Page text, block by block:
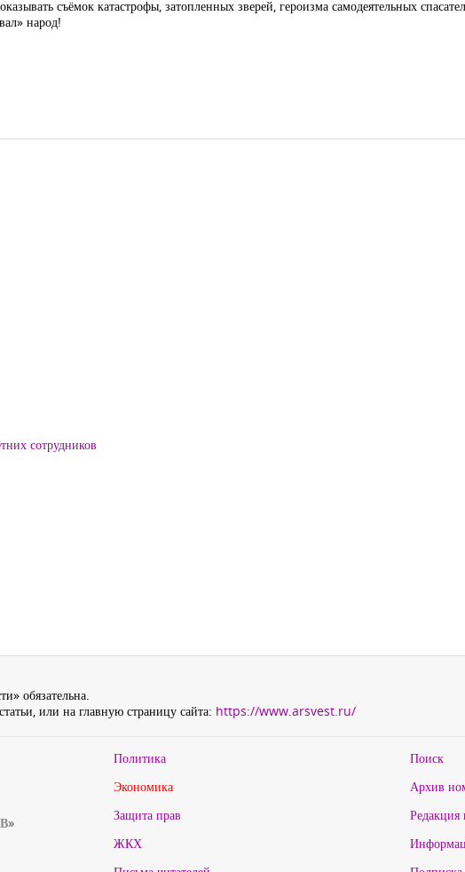
съёмок катастрофы, затопленных зверей, героизма самодеятельных
народ!
сотрудников
обязательна.
или на главную страницу сайта: https://www.arsvest.ru/
Политика
Экономика
Защита прав
ЖКХ
Поиск
Архив
Редакция